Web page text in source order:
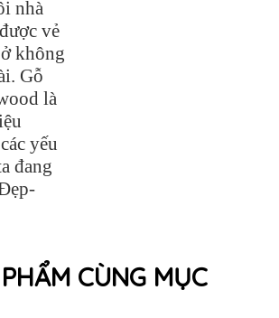
nhà
vẻ
không
Gỗ
là
yếu
đang
CÙNG MỤC